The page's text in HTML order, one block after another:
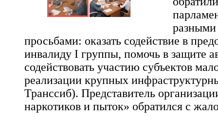
просьбами: оказать содействие в
инвалиду I группы, помочь в защите
содействовать участию субъектов
реализации крупных
Транссиб). Представитель
наркотиков и пыток» обратился с